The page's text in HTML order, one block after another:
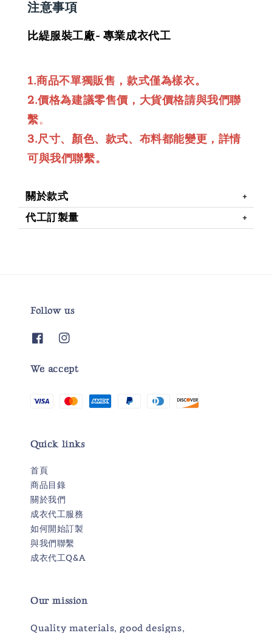
注意事項
比緹服裝工廠- 專業成衣代工
1.商品不單獨販售，款式僅為樣衣。
2.價格為建議零售價，大貨價格請與我們聯
繫。
3.尺寸、顏色、款式、布料都能變更，詳情
可與我們聯繫。
關於款式
代工訂製量
Follow us
We accept
Quick links
首頁
商品目錄
關於我們
成衣代工服務
如何開始訂製
與我們聯繫
成衣代工Q&A
Our mission
Quality materials, good designs,